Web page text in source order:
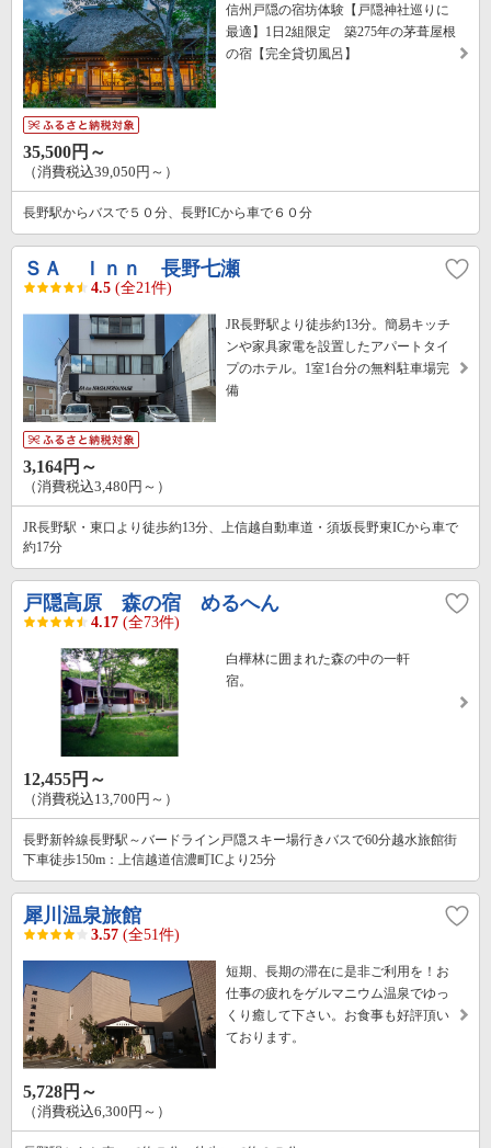
信州戸隠の宿坊体験【戸隠神社巡りに
最適】1日2組限定 築275年の茅葺屋根
の宿【完全貸切風呂】
35,500円～
（消費税込39,050円～）
長野駅からバスで５０分、長野ICから車で６０分
ＳＡ Ｉｎｎ 長野七瀬
4.5 (全21件)
JR長野駅より徒歩約13分。簡易キッチ
ンや家具家電を設置したアパートタイ
プのホテル。1室1台分の無料駐車場完
備
3,164円～
（消費税込3,480円～）
JR長野駅・東口より徒歩約13分、上信越自動車道・須坂長野東ICから車で
約17分
戸隠高原 森の宿 めるへん
4.17 (全73件)
白樺林に囲まれた森の中の一軒
宿。
12,455円～
（消費税込13,700円～）
長野新幹線長野駅～バードライン戸隠スキー場行きバスで60分越水旅館街
下車徒歩150m：上信越道信濃町ICより25分
犀川温泉旅館
3.57 (全51件)
短期、長期の滞在に是非ご利用を！お
仕事の疲れをゲルマニウム温泉でゆっ
くり癒して下さい。お食事も好評頂い
ております。
5,728円～
（消費税込6,300円～）